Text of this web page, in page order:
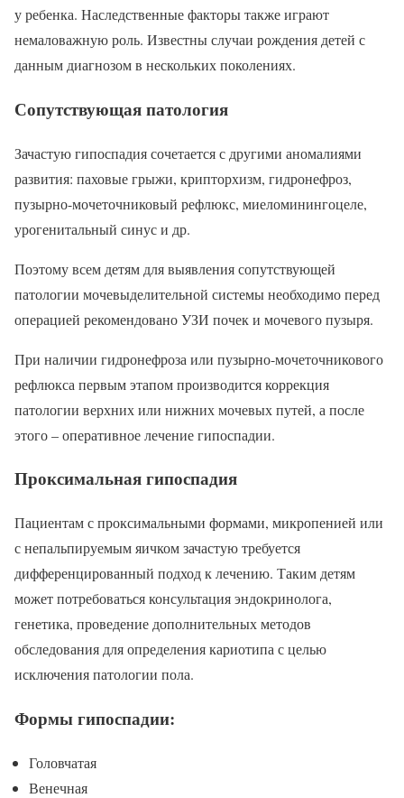
у ребенка. Наследственные факторы также играют
немаловажную роль. Известны случаи рождения детей с
данным диагнозом в нескольких поколениях.
Сопутствующая патология
Зачастую гипоспадия сочетается с другими аномалиями
развития: паховые грыжи, крипторхизм, гидронефроз,
пузырно-мочеточниковый рефлюкс, миеломинингоцеле,
урогенитальный синус и др.
Поэтому всем детям для выявления сопутствующей
патологии мочевыделительной системы необходимо перед
операцией рекомендовано УЗИ почек и мочевого пузыря.
При наличии гидронефроза или пузырно-мочеточникового
рефлюкса первым этапом производится коррекция
патологии верхних или нижних мочевых путей, а после
этого – оперативное лечение гипоспадии.
Проксимальная гипоспадия
Пациентам с проксимальными формами, микропенией или
с непальпируемым яичком зачастую требуется
дифференцированный подход к лечению. Таким детям
может потребоваться консультация эндокринолога,
генетика, проведение дополнительных методов
обследования для определения кариотипа с целью
исключения патологии пола.
Формы гипоспадии:
Головчатая
Венечная